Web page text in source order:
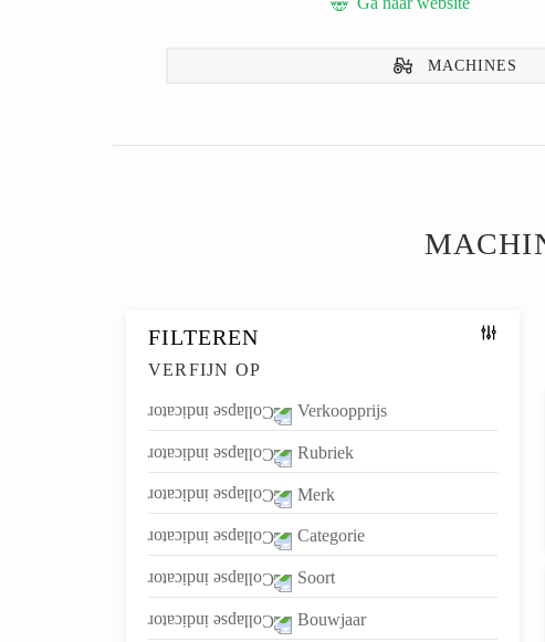
MACHINES
FILTEREN
VERFIJN OP
Verkoopprijs
Rubriek
Merk
Categorie
Soort
Bouwjaar